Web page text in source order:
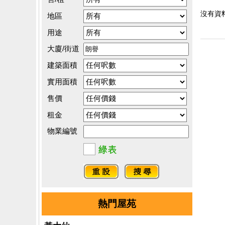
地區
用途
大廈/街道
建築面積
實用面積
售價
租金
物業編號
熱門屋苑
沒有資